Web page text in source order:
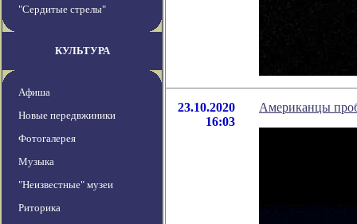
"Сердитые стрелы"
КУЛЬТУРА
Афиша
Новые передвжиники
Фотогалерея
Музыка
"Неизвестные" музеи
Риторика
23.10.2020
16:03
Американцы